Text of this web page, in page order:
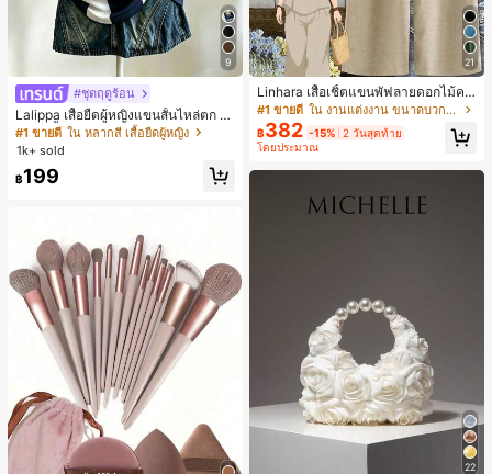
9
#ชุดฤดูร้อน
Lalippa เสื้อยืดผู้หญิงแขนสั้นไหล่ตก ค
อวีปกเสื้อ ลายพิมพ์ดิจิทัลลายทาง สไตล์
สปอร์ตแฟชั่นมินิมอล ของขวัญสำหรับเ
พื่อน
#1 ขายดี ใน หลากสี เสื้อยืดผู้หญิง
1k+ sold
฿199
21
Linhara เสื้อเชิ้ตแขนพัฟลายดอกไม้คอ
ปกไม่สมมาตรสำหรับผู้หญิงไซส์ใหญ่ +
กางเกงลำลองทรงหลวมเอวยางยืด 2 ชิ้
น สำหรับฤดูใบไม้ผลิ/ฤดูร้อน
#1 ขายดี ใน งานแต่งงาน ขนาดบวก Co-Ords
฿382 -15% 2 วันสุดท้าย
โดยประมาณ
22